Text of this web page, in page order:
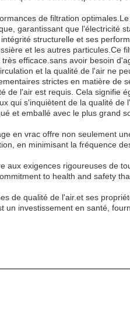
de filtration
garantissant que l'électricité
structurelle et ses
et les autres particules.Ce
efficace.sans avoir besoin
et la qualité de l'air ne
strictes en matière de
de l'air est requis. Cela signifie
qui s'inquiètent de la qualité de
et emballé avec le plus grand
en vrac offre non seulement
en minimisant la fréquence
aux exigences rigoureuses de
to health and safety
de qualité de l'air.et ses
investissement en santé,